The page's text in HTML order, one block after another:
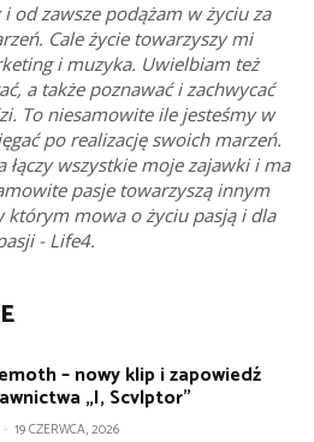
od zawsze podążam w życiu za
Cale życie towarzyszy mi
i muzyka. Uwielbiam też
a także poznawać i zachwycać
To niesamowite ile jesteśmy w
po realizację swoich marzeń.
wszystkie moje zajawki i ma
pasje towarzyszą innym
którym mowa o życiu pasją i dla
- Life4.
– nowy klip i zapowiedź
„I, Scvlptor”
- 19 CZERWCA, 2026